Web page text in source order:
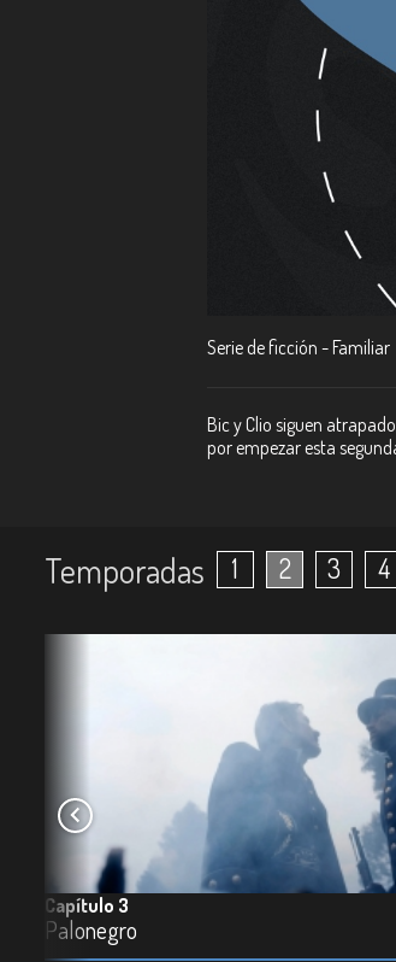
Serie de ficción - Familiar
Bic y Clio siguen
por empezar esta
Temporadas 1 2 3 4
Capítulo 3
Palonegro